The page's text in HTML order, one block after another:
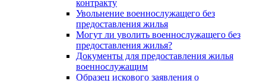
контракту
Увольнение военнослужащего без
предоставления жилья
Могут ли уволить военнослужащего без
предоставления жилья?
Документы для предоставления жилья
военнослужащим
Образец искового заявления о